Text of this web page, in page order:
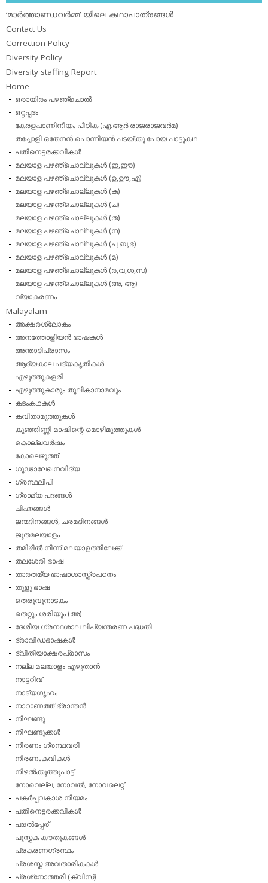
‘മാര്‍ത്താണ്ഡവര്‍മ്മ’ യിലെ കഥാപാത്രങ്ങള്‍
Contact Us
Correction Policy
Diversity Policy
Diversity staffing Report
Home
ഒരായിരം പഴഞ്ചൊല്‍
ഒറ്റപ്പദം
കേരളപാണിനീയം പീഠിക (എ.ആര്‍.രാജരാജവര്‍മ)
തച്ചോളി ഒതേനൻ പൊന്നിയൻ പടയ്‌ക്കു പോയ പാട്ടുകഥ
പതിനെട്ടരക്കവികള്‍
മലയാള പഴഞ്ചൊല്ലുകള്‍ (ഇ,ഈ)
മലയാള പഴഞ്ചൊല്ലുകള്‍ (ഉ,ഊ,എ)
മലയാള പഴഞ്ചൊല്ലുകള്‍ (ക)
മലയാള പഴഞ്ചൊല്ലുകള്‍ (ച)
മലയാള പഴഞ്ചൊല്ലുകള്‍ (ത)
മലയാള പഴഞ്ചൊല്ലുകള്‍ (ന)
മലയാള പഴഞ്ചൊല്ലുകള്‍ (പ,ബ,ഭ)
മലയാള പഴഞ്ചൊല്ലുകള്‍ (മ)
മലയാള പഴഞ്ചൊല്ലുകള്‍ (ര,വ,ശ,സ)
മലയാള പഴഞ്ചൊല്ലുകൾ (അ, ആ)
വ്യാകരണം
Malayalam
അക്ഷരശ്ലോകം
അനത്തോളിയന്‍ ഭാഷകള്‍
അന്താദിപ്രാസം
ആദ്യകാല പദ്യകൃതികള്‍
എഴുത്തുകളരി
എഴുത്തുകാരും തൂലികാനാമവും
കടംകഥകള്‍
കവിതാമുത്തുകള്‍
കുഞ്ഞിണ്ണി മാഷിന്റെ മൊഴിമുത്തുകള്‍
കൊല്ലവര്‍ഷം
കോലെഴുത്ത്
ഗൂഢാലേഖനവിദ്യ
ഗ്രന്ഥലിപി
ഗ്രാമ്യ പദങ്ങള്‍
ചിഹ്നങ്ങള്‍
ജന്മദിനങ്ങള്‍, ചരമദിനങ്ങള്‍
ജൂതമലയാളം
തമിഴില്‍ നിന്ന് മലയാളത്തിലേക്ക്
തലശേരി ഭാഷ
താരതമ്യ ഭാഷാശാസ്ത്രപഠനം
തുളു ഭാഷ
തെരുവുനാടകം
തെറ്റും ശരിയും (അ)
ദേശീയ ഗ്രന്ഥശാല ലിപ്യന്തരണ പദ്ധതി
ദ്രാവിഡഭാഷകള്‍
ദ്വിതീയാക്ഷരപ്രാസം
നല്ല മലയാളം എഴുതാന്‍
നാട്ടറിവ്
നാട്യഗൃഹം
നാറാണത്ത് ഭ്രാന്തന്‍
നിഘണ്ടു
നിഘണ്ടുക്കള്‍
നിരണം ഗ്രന്ഥവരി
നിരണംകവികള്‍
നിഴല്‍ക്കുത്തുപാട്ട്
നോവെല്ല, നോവല്‍, നോവലെറ്റ്
പകര്‍പ്പവകാശ നിയമം
പതിനെട്ടരക്കവികള്‍
പരല്‍പ്പേര്
പുസ്തക കൗതുകങ്ങള്‍
പ്രകരണഗ്രന്ഥം
പ്രശസ്ത അവതാരികകള്‍
പ്രശ്‌നോത്തരി (ക്വിസ്)